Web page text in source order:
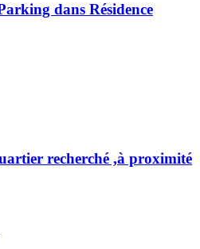
dans Résidence
recherché ,à proximité